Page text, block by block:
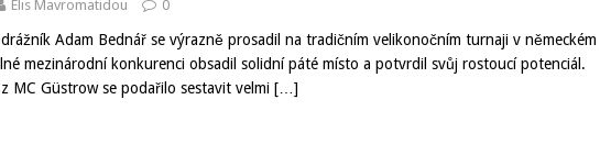
Elis Mavromatidou 0
Adam Bednář se výrazně prosadil na tradičním velikonočním turnaji v německém
mezinárodní konkurenci obsadil solidní páté místo a potvrdil svůj rostoucí potenciál.
MC Güstrow se podařilo sestavit velmi […]